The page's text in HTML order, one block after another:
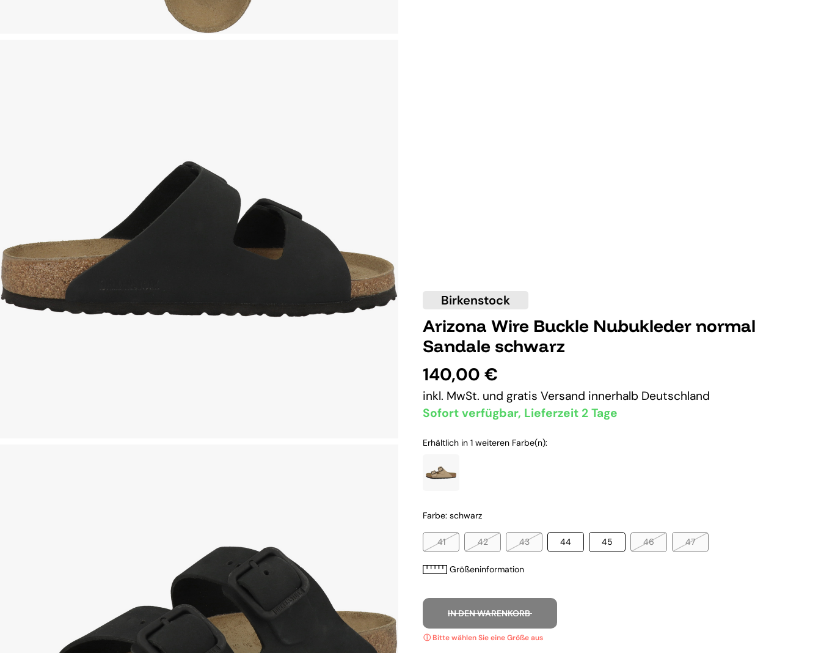
Birkenstock
Arizona Wire Buckle Nubukleder normal
Sandale schwarz
140,00 €
inkl. MwSt. und gratis Versand innerhalb Deutschland
Sofort verfügbar, Lieferzeit 2 Tage
Erhältlich in 1 weiteren Farbe(n):
Farbe: schwarz
41 42 43 44 45 46 47
Größeninformation
IN DEN WARENKORB